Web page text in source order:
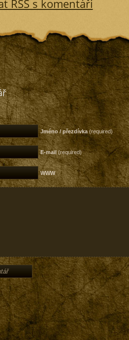
RSS s komentáři
Jméno / přezdívka(required)
E-mail(required)
WWW